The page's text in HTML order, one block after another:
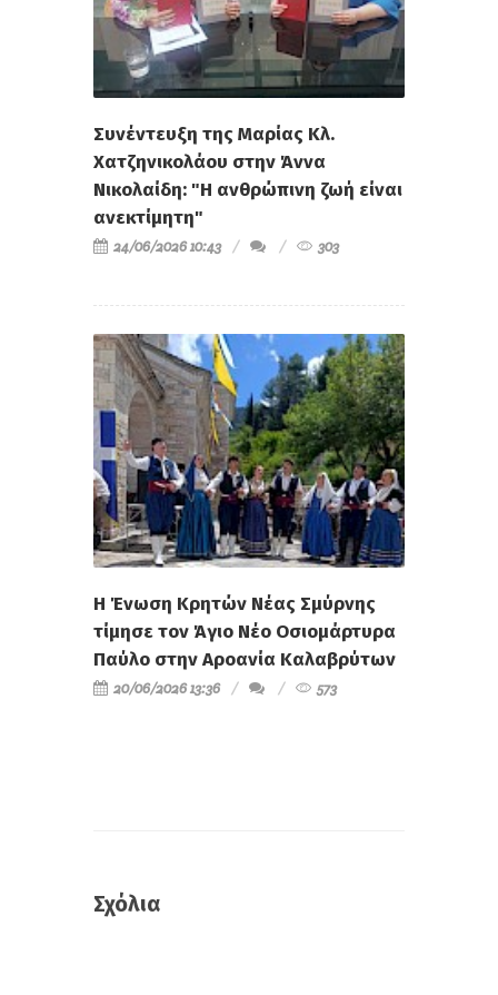
Συνέντευξη της Μαρίας Κλ.
Χατζηνικολάου στην Άννα
Νικολαίδη: "Η ανθρώπινη ζωή είναι
ανεκτίμητη"
24/06/2026 10:43 303
Η Ένωση Κρητών Νέας Σμύρνης
τίμησε τον Άγιο Νέο Οσιομάρτυρα
Παύλο στην Αροανία Καλαβρύτων
20/06/2026 13:36 573
Σχόλια